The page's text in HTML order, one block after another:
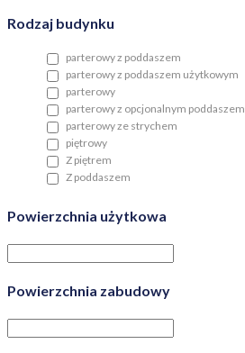
Rodzaj budynku
parterowy z poddaszem
parterowy z poddaszem użytkowym
parterowy
parterowy z opcjonalnym poddaszem
parterowy ze strychem
piętrowy
Z piętrem
Z poddaszem
Powierzchnia użytkowa
Powierzchnia zabudowy